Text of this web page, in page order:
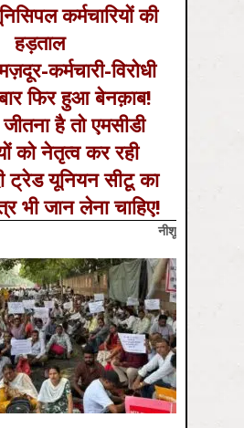
कर्मचारियों की
हड़ताल
कर्मचारी-विरोधी
फिर हुआ बेनक़ाब!
है तो एमसीडी
को नेतृत्व कर रही
ट्रेड यूनियन सीटू का
भी जान लेना चाहिए!
नीशू